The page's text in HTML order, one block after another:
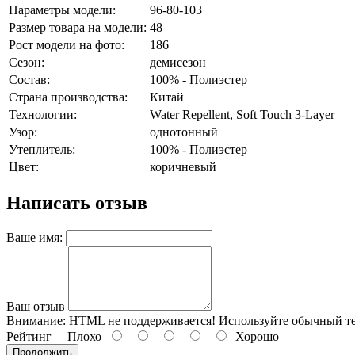
Параметры модели:
96-80-103
Размер товара на модели: 48
Рост модели на фото:
186
Сезон:
демисезон
Состав:
100% - Полиэстер
Страна производства:
Китай
Технологии:
Water Repellent, Soft Touch 3-Layer
Узор:
однотонный
Утеплитель:
100% - Полиэстер
Цвет:
коричневый
Написать отзыв
Ваше имя:
Ваш отзыв
Внимание: HTML не поддерживается! Используйте обычный
Рейтинг Плохо Хорошо
Продолжить